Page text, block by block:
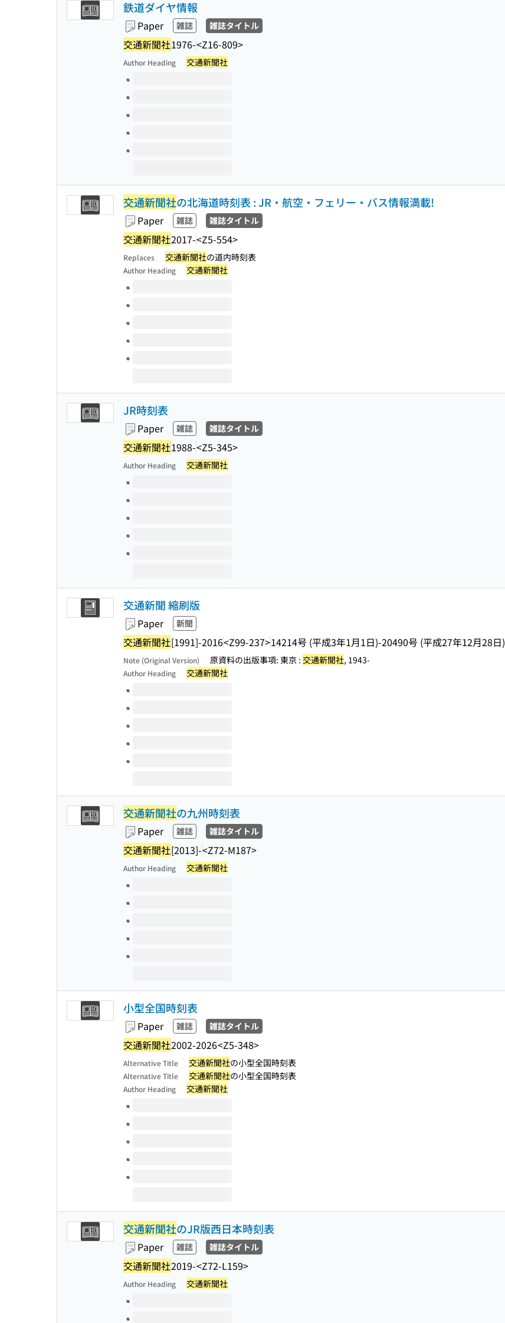
鉄道ダイヤ情報
Paper 雑誌 雑誌タイトル
交通新聞社1976-<Z16-809>
Author Heading 交通新聞社
Volumes of this title
交通新聞社の北海道時刻表 : JR・航空・フェリー・バス情報満載!
Paper 雑誌 雑誌タイトル
交通新聞社2017-<Z5-554>
Replaces 交通新聞社の道内時刻表
Author Heading 交通新聞社
Volumes of this title
JR時刻表
Paper 雑誌 雑誌タイトル
交通新聞社1988-<Z5-345>
Author Heading 交通新聞社
Volumes of this title
交通新聞 縮刷版
Paper 新聞
交通新聞社[1991]-2016<Z99-237>14214号 (平成3年1月1日)-20490号 (平成27年12月28日)
Note (Original Version) 原資料の出版事項: 東京 : 交通新聞社, 1943-
Author Heading 交通新聞社
Volumes of this title
交通新聞社の九州時刻表
Paper 雑誌 雑誌タイトル
交通新聞社[2013]-<Z72-M187>
Author Heading 交通新聞社
Volumes of this title
小型全国時刻表
Paper 雑誌 雑誌タイトル
交通新聞社2002-2026<Z5-348>
Alternative Title 交通新聞社の小型全国時刻表
Alternative Title 交通新聞社の小型全国時刻表
Author Heading 交通新聞社
Volumes of this title
交通新聞社のJR版西日本時刻表
Paper 雑誌 雑誌タイトル
交通新聞社2019-<Z72-L159>
Author Heading 交通新聞社
Volumes of this title